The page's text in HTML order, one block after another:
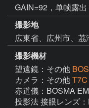
GAIN=92，单帧露
撮影地
広東省、広州市、茘
撮影機材
望遠鏡：その他
カメラ：その他T7C
赤道儀：BOSMA
投影法 接眼レンズ